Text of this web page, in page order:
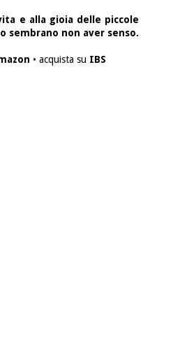
e alla gioia delle piccole
sembrano non aver senso.
•acquista su IBS